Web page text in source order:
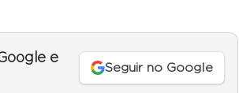
e
Seguir no Google